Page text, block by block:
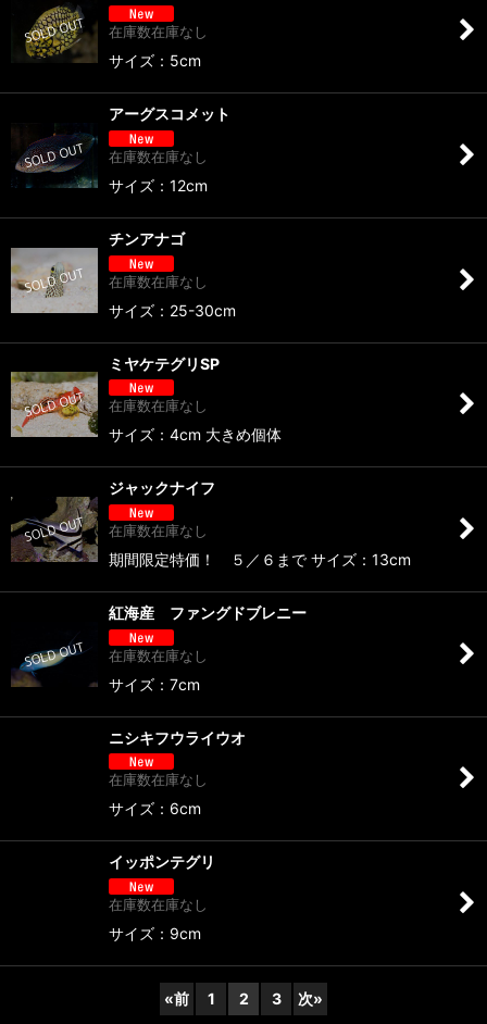
在庫数在庫なし
サイズ：5cm
アーグスコメット
在庫数在庫なし
サイズ：12cm
チンアナゴ
在庫数在庫なし
サイズ：25-30cm
ミヤケテグリSP
在庫数在庫なし
サイズ：4cm 大きめ個体
ジャックナイフ
在庫数在庫なし
期間限定特価！ ５／６まで サイズ：13cm
紅海産 ファングドブレニー
在庫数在庫なし
サイズ：7cm
ニシキフウライウオ
在庫数在庫なし
サイズ：6cm
イッポンテグリ
在庫数在庫なし
サイズ：9cm
«前 1 2 3 次»